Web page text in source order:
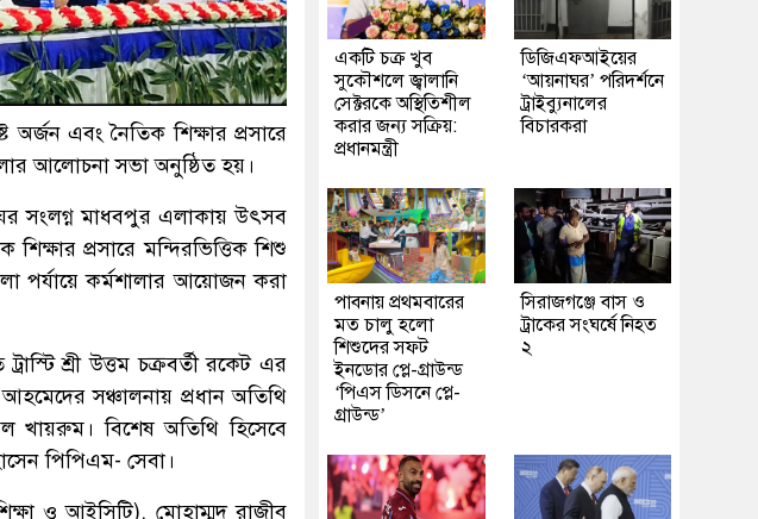
অর্জন এবং নৈতিক শিক্ষার প্রসারে
আলোচনা সভা অনুষ্ঠিত হয়।
সংলগ্ন মাধবপুর এলাকায় উৎসব
প্রসারে মন্দিরভিত্তিক শিশু
পর্যায়ে কর্মশালার আয়োজন করা
শ্রী উত্তম চক্রবর্তী রকেট এর
সঞ্চালনায় প্রধান অতিথি
খায়রুম। বিশেষ অতিথি হিসেবে
পিপিএম- সেবা।
ও আইসিটি), মোহাম্মদ রাজীব
একটি চক্র খুব
সুকৌশলে জ্বালানি
সেক্টরকে অস্থিতিশীল
করার জন্য সক্রিয়:
প্রধানমন্ত্রী
ডিজিএফআইয়ের
‘আয়নাঘর’ পরিদর্শনে
ট্রাইব্যুনালের
বিচারকরা
পাবনায় প্রথমবারের
মত চালু হলো
শিশুদের সফট
ইনডোর প্লে-গ্রাউন্ড
‘পিএস ডিসনে প্লে-
গ্রাউন্ড’
সিরাজগঞ্জে বাস ও
ট্রাকের সংঘর্ষে নিহত
২